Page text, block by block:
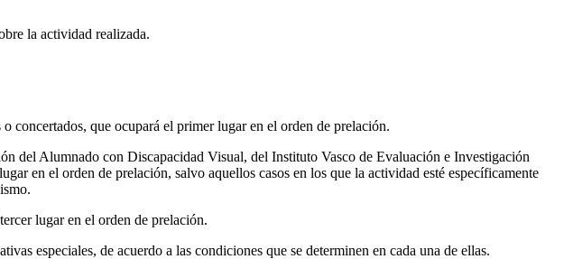
la actividad realizada.
concertados, que ocupará el primer lugar en el orden de prelación.
del Alumnado con Discapacidad Visual, del Instituto Vasco de Evaluación e Investigación
en el orden de prelación, salvo aquellos casos en los que la actividad esté específicamente
lugar en el orden de prelación.
especiales, de acuerdo a las condiciones que se determinen en cada una de ellas.